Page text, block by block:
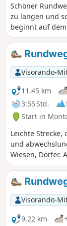
Schöner
zu langen und
beginnt auf
erfordert keine
Sie Ponys,
Mai dort. Wir
Sie Schatten
milder sind.
Visorando-
11,45 km
3:55 Std.
Start in
Leichte
und
Wiesen, Dörfer.
Visorando-
9,22 km